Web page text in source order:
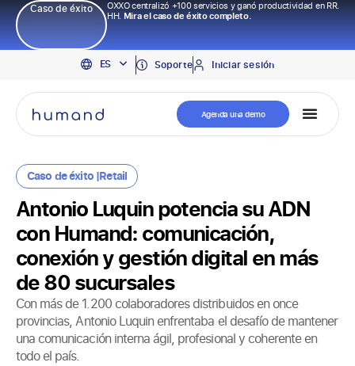
Caso de éxito
OXXO centralizó +100 servicios y ganó productividad en RR.
HH.Mira el caso de éxito completo.
ES
EN
PT
Soporte Iniciar sesión
Agenda una demo
Caso de éxito |Retail
Antonio Luquin potencia su ADN
con Humand: comunicación,
conexión y gestión digital en más
de 80 sucursales
Con más de 1.200 colaboradores distribuidos en once
provincias, Antonio Luquin enfrentaba el desafío de mantener
una comunicación interna ágil, profesional y coherente en
todo el país.